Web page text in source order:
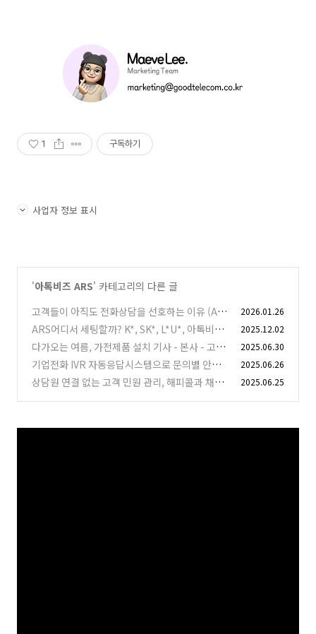
1 구독하기
사업자 정보 표시
'아톡비즈 ARS' 카테고리의 다른 글
고객들이 아직도 전화상담을 선호하는 이유 (AR
S의 필요성)
(0)
2026.01.26
ARS어디서 세팅할까? K*, SK*, L*U*, 아톡비즈
비교분석! (0)
2025.12.02
다가오는 여름, 가전제품 설치 기사 - 본사 - 고객
간 소통 방법 (외부에서 업무 공유하기)
(2)
2025.06.30
기업전화 IVR 자동응답시스템으로 문의별 안내,
담당자 연결, 부재콜 관리하기 (0)
2025.06.26
상담원 연결 없는 고객 민원 관리, 해피콜과 채팅
2025.06.25